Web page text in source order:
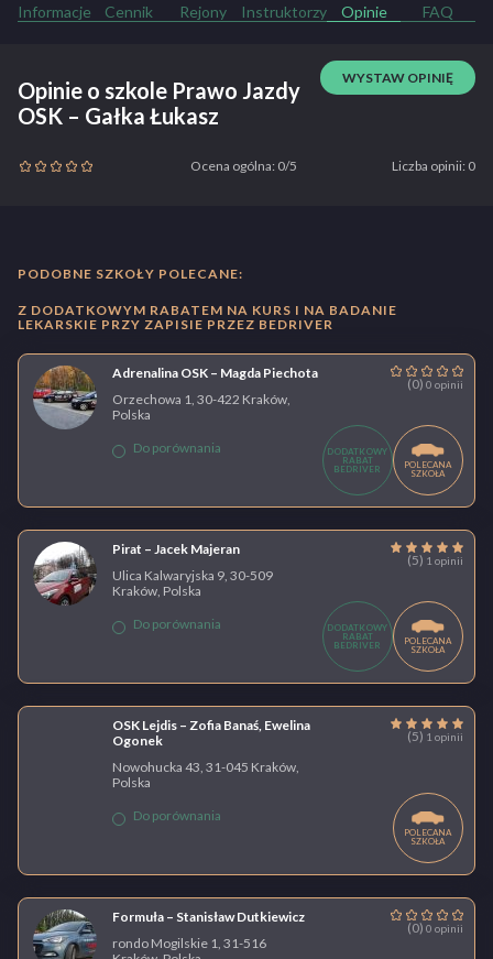
Informacje Cennik Rejony Instruktorzy Opinie FAQ
Opinie o szkole Prawo Jazdy
OSK – Gałka Łukasz
WYSTAW OPINIĘ
Ocena ogólna: 0/5 Liczba opinii: 0
PODOBNE SZKOŁY POLECANE:
Z DODATKOWYM RABATEM NA KURS I NA BADANIE
LEKARSKIE PRZY ZAPISIE PRZEZ BEDRIVER
Adrenalina OSK – Magda Piechota
(0) 0 opinii
Orzechowa 1, 30-422 Kraków,
Polska
Do porównania
DODATKOWY
RABAT
BEDRIVER
POLECANA
SZKOŁA
Pirat – Jacek Majeran
(5) 1 opinii
Ulica Kalwaryjska 9, 30-509
Kraków, Polska
Do porównania
DODATKOWY
RABAT
BEDRIVER
POLECANA
SZKOŁA
OSK Lejdis – Zofia Banaś, Ewelina
Ogonek
(5) 1 opinii
Nowohucka 43, 31-045 Kraków,
Polska
Do porównania
POLECANA
SZKOŁA
Formuła – Stanisław Dutkiewicz
(0) 0 opinii
rondo Mogilskie 1, 31-516